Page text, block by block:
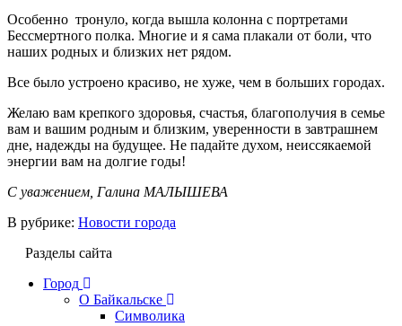
Особенно тронуло, когда вышла колонна с портретами
Бессмертного полка. Многие и я сама плакали от боли, что
наших родных и близких нет рядом.
Все было устроено красиво, не хуже, чем в больших городах.
Желаю вам крепкого здоровья, счастья, благополучия в семье
вам и вашим родным и близким, уверенности в завтрашнем
дне, надежды на будущее. Не падайте духом, неиссякаемой
энергии вам на долгие годы!
С уважением, Галина МАЛЫШЕВА
В рубрике: Новости города
Разделы сайта
Город
О Байкальске
Символика